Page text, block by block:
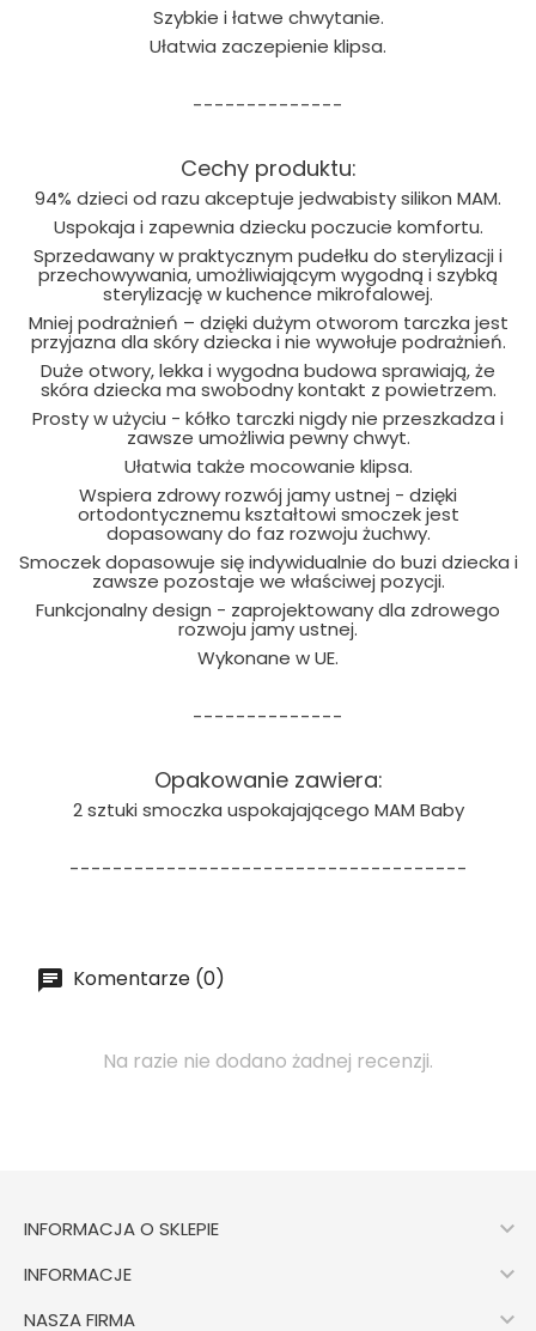
Szybkie i łatwe chwytanie.
Ułatwia zaczepienie klipsa.
--------------
Cechy produktu:
94% dzieci od razu akceptuje jedwabisty silikon MAM.
Uspokaja i zapewnia dziecku poczucie komfortu.
Sprzedawany w praktycznym pudełku do sterylizacji i
przechowywania, umożliwiającym wygodną i szybką
sterylizację w kuchence mikrofalowej.
Mniej podrażnień – dzięki dużym otworom tarczka jest
przyjazna dla skóry dziecka i nie wywołuje podrażnień.
Duże otwory, lekka i wygodna budowa sprawiają, że
skóra dziecka ma swobodny kontakt z powietrzem.
Prosty w użyciu - kółko tarczki nigdy nie przeszkadza i
zawsze umożliwia pewny chwyt.
Ułatwia także mocowanie klipsa.
Wspiera zdrowy rozwój jamy ustnej - dzięki
ortodontycznemu kształtowi smoczek jest
dopasowany do faz rozwoju żuchwy.
Smoczek dopasowuje się indywidualnie do buzi dziecka i
zawsze pozostaje we właściwej pozycji.
Funkcjonalny design - zaprojektowany dla zdrowego
rozwoju jamy ustnej.
Wykonane w UE.
--------------
Opakowanie zawiera:
2 sztuki smoczka uspokajającego MAM Baby
-------------------------------------
Komentarze (0)
Na razie nie dodano żadnej recenzji.
INFORMACJA O SKLEPIE 
INFORMACJE 
NASZA FIRMA 